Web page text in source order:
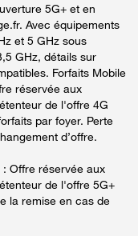
5G+ et en
Avec équipements
et 5 GHz sous
GHz, détails sur
Forfaits Mobile
réservée aux
de l'offre 4G
par foyer. Perte
d’offre.
: Offre réservée aux
de l'offre 5G+
la remise en cas de